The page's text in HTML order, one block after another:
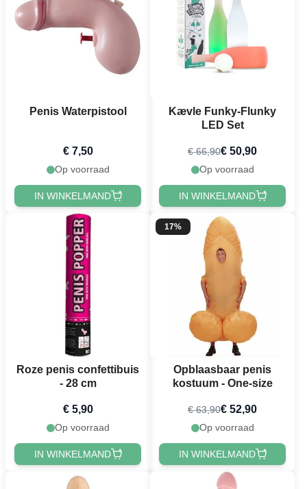
Penis Waterpistool
€ 7,50
Op voorraad
IN WINKELMAND
Kævle Funky-Flunky
LED Set
€ 66,90€ 50,90
Op voorraad
IN WINKELMAND
Roze penis confettibuis
- 28 cm
€ 5,90
Op voorraad
IN WINKELMAND
17%
Opblaasbaar penis
kostuum - One-size
€ 63,90€ 52,90
Op voorraad
IN WINKELMAND